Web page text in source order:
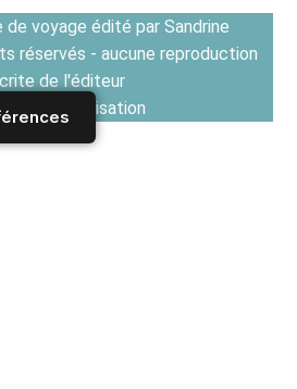
de voyage édité par Sandrine
réservés - aucune reproduction
de l'éditeur
d'utilisation